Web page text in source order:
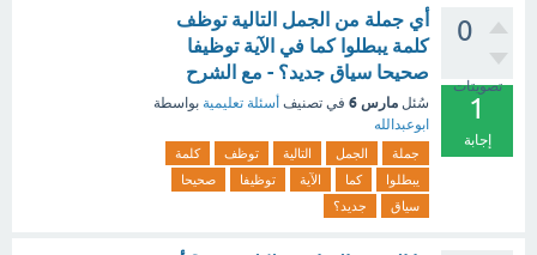
0
تصويتات
1
إجابة
أي جملة من الجمل التالية توظف
كلمة يبطلوا كما في الآية توظيفا
صحيحا سياق جديد؟ - مع الشرح
سُئل مارس 6 في تصنيف أسئلة تعليمية بواسطة
ابوعبدالله
جملة الجمل التالية توظف
كلمة
يبطلوا
كما الآية توظيفا
صحيحا
سياق
جديد؟